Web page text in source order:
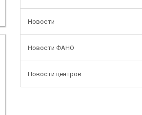
Новости
Новости ФАНО
Новости центров